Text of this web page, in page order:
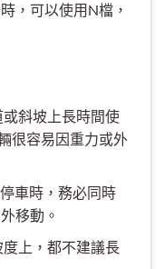
，可以使用N檔，
斜坡上長時間使
很容易因重力或外
車時，務必同時
移動。
上，都不建議長